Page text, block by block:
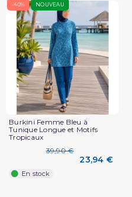
-40% NOUVEAU
Burkini Femme Bleu à
Tunique Longue et Motifs
Tropicaux
39,90 €
23,94 €
En stock